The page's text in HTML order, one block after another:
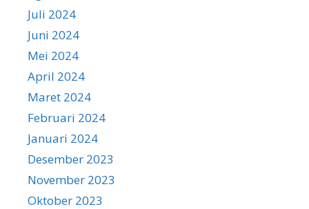
Juli 2024
Juni 2024
Mei 2024
April 2024
Maret 2024
Februari 2024
Januari 2024
Desember 2023
November 2023
Oktober 2023